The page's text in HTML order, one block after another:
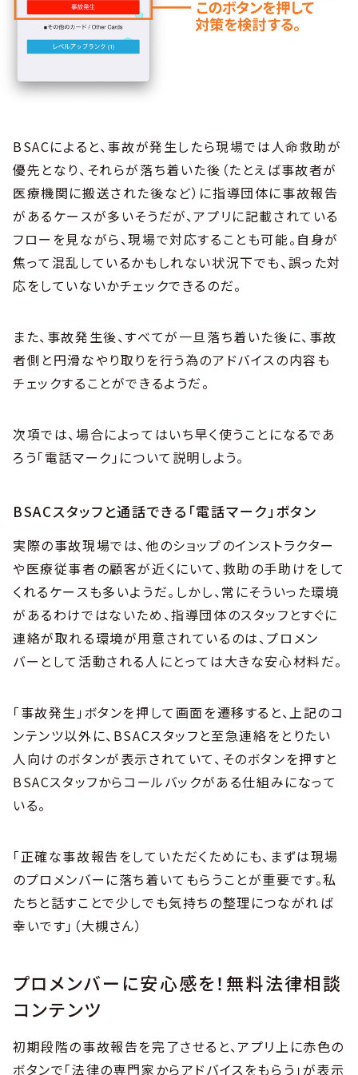
BSACによると、事故が発生したら現場では人命救助が
優先となり、それらが落ち着いた後（たとえば事故者が
医療機関に搬送された後など）に指導団体に事故報告
があるケースが多いそうだが、アプリに記載されている
フローを見ながら、現場で対応することも可能。自身が
焦って混乱しているかもしれない状況下でも、誤った対
応をしていないかチェックできるのだ。
また、事故発生後、すべてが一旦落ち着いた後に、事故
者側と円滑なやり取りを行う為のアドバイスの内容も
チェックすることができるようだ。
次項では、場合によってはいち早く使うことになるであ
ろう「電話マーク」について説明しよう。
BSACスタッフと通話できる「電話マーク」ボタン
実際の事故現場では、他のショップのインストラクター
や医療従事者の顧客が近くにいて、救助の手助けをして
くれるケースも多いようだ。しかし、常にそういった環境
があるわけではないため、指導団体のスタッフとすぐに
連絡が取れる環境が用意されているのは、プロメン
バーとして活動される人にとっては大きな安心材料だ。
「事故発生」ボタンを押して画面を遷移すると、上記のコ
ンテンツ以外に、BSACスタッフと至急連絡をとりたい
人向けのボタンが表示されていて、そのボタンを押すと
BSACスタッフからコールバックがある仕組みになって
いる。
「正確な事故報告をしていただくためにも、まずは現場
のプロメンバーに落ち着いてもらうことが重要です。私
たちと話すことで少しでも気持ちの整理につながれば
幸いです」（大槻さん）
プロメンバーに安心感を！無料法律相談
コンテンツ
初期段階の事故報告を完了させると、アプリ上に赤色の
ボタンで「法律の専門家からアドバイスをもらう」が表示